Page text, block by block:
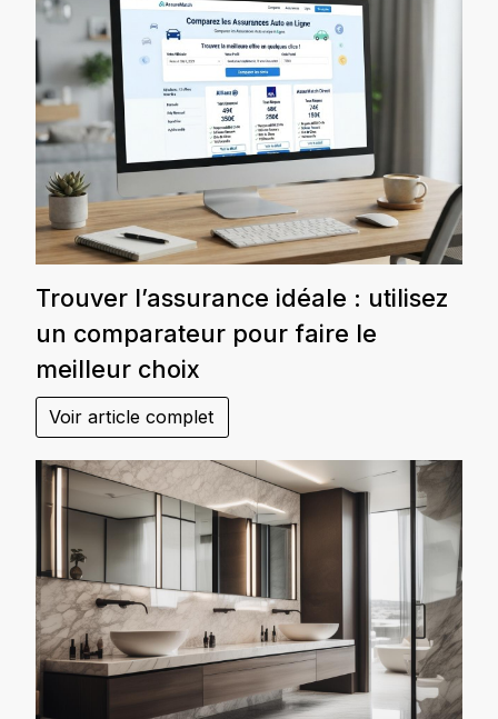
Trouver l’assurance idéale : utilisez
un comparateur pour faire le
meilleur choix
Voir article complet